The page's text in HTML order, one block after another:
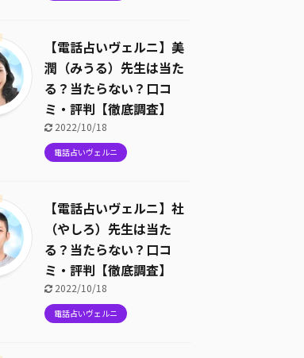
【電話占いヴェルニ】美
潤（みうる）先生は当た
る？当たらない？口コ
ミ・評判【徹底調査】
2022/10/18
電話占いヴェルニ
【電話占いヴェルニ】社
（やしろ）先生は当た
る？当たらない？口コ
ミ・評判【徹底調査】
2022/10/18
電話占いヴェルニ